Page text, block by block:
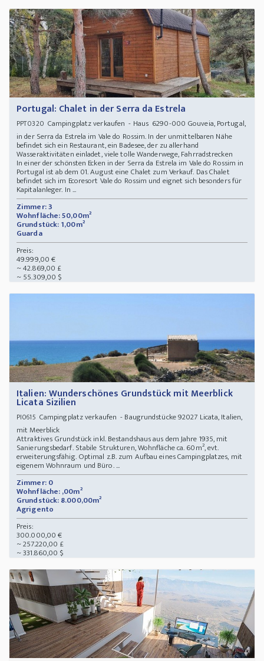
Portugal: Chalet in der Serra da Estrela
PPT0320 Campingplatz verkaufen - Haus 6290-000 Gouveia, Portugal,
in der Serra da Estrela im Vale do Rossim. In der unmittelbaren Nähe
befindet sich ein Restaurant, ein Badesee, der zu allerhand
Wasseraktivitäten einladet, viele tolle Wanderwege, Fahrradstrecken
In einer der schönsten Ecken in der Serra da Estrela im Vale do Rossim in
Portugal ist ab dem 01. August eine Chalet zum Verkauf. Das Chalet
befindet sich im Ecoresort Vale do Rossim und eignet sich besonders für
Kapitalanleger. In ...
Zimmer: 3
Wohnfläche: 50,00m²
Grundstück: 1,00m²
Guarda
Preis:
49.999,00 €
~ 42.869,00 £
~ 55.309,00 $
Italien: Wunderschönes Grundstück mit Meerblick
Licata Sizilien
PI0615 Campingplatz verkaufen - Baugrundstücke 92027 Licata, Italien,
mit Meerblick
Attraktives Grundstück inkl. Bestandshaus aus dem Jahre 1935, mit
Sanierungsbedarf. Stabile Strukturen, Wohnfläche ca. 60m², evt.
erweiterungsfähig. Optimal z.B. zum Aufbau eines Campingplatzes, mit
eigenem Wohnraum und Büro. ...
Zimmer: 0
Wohnfläche: ,00m²
Grundstück: 8.000,00m²
Agrigento
Preis:
300.000,00 €
~ 257.220,00 £
~ 331.860,00 $